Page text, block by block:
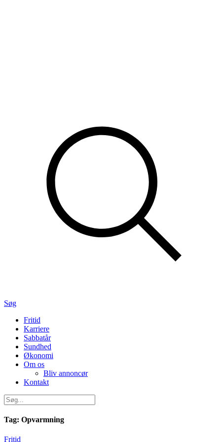
Søg
Primær
navigation
Fritid
Karriere
Sabbatår
Sundhed
Økonomi
Om os
Bliv annoncør
Kontakt
Tag: Opvarmning
Fritid